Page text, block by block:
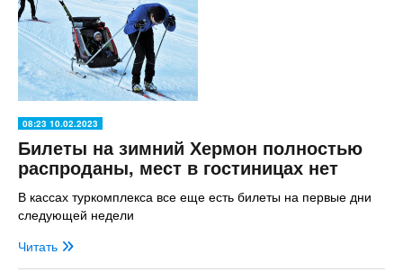
08:23 10.02.2023
Билеты на зимний Хермон полностью
распроданы, мест в гостиницах нет
В кассах туркомплекса все еще есть билеты на первые дни
следующей недели
Читать